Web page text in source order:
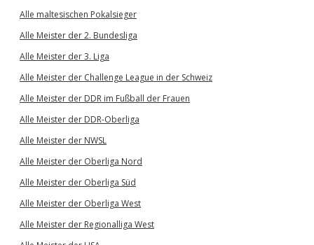
Alle maltesischen Pokalsieger
Alle Meister der 2. Bundesliga
Alle Meister der 3. Liga
Alle Meister der Challenge League in der Schweiz
Alle Meister der DDR im Fußball der Frauen
Alle Meister der DDR-Oberliga
Alle Meister der NWSL
Alle Meister der Oberliga Nord
Alle Meister der Oberliga Süd
Alle Meister der Oberliga West
Alle Meister der Regionalliga West